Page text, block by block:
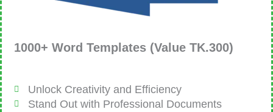
1000+ Word Templates (Value TK.300)
Unlock Creativity and Efficiency
Stand Out with Professional Documents